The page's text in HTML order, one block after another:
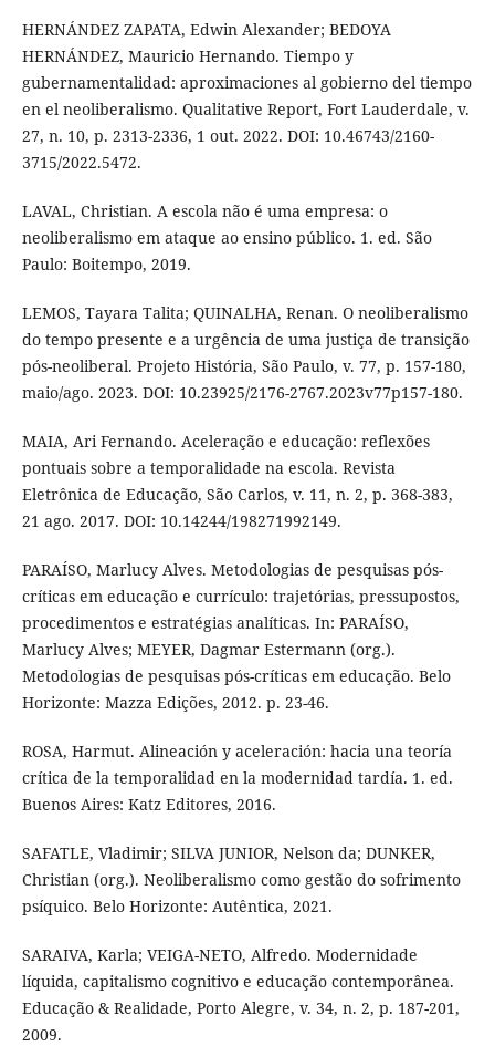
HERNÁNDEZ ZAPATA, Edwin Alexander; BEDOYA
HERNÁNDEZ, Mauricio Hernando. Tiempo y
gubernamentalidad: aproximaciones al gobierno del tiempo
en el neoliberalismo. Qualitative Report, Fort Lauderdale, v.
27, n. 10, p. 2313-2336, 1 out. 2022. DOI: 10.46743/2160-
3715/2022.5472.
LAVAL, Christian. A escola não é uma empresa: o
neoliberalismo em ataque ao ensino público. 1. ed. São
Paulo: Boitempo, 2019.
LEMOS, Tayara Talita; QUINALHA, Renan. O neoliberalismo
do tempo presente e a urgência de uma justiça de transição
pós-neoliberal. Projeto História, São Paulo, v. 77, p. 157-180,
maio/ago. 2023. DOI: 10.23925/2176-2767.2023v77p157-180.
MAIA, Ari Fernando. Aceleração e educação: reflexões
pontuais sobre a temporalidade na escola. Revista
Eletrônica de Educação, São Carlos, v. 11, n. 2, p. 368-383,
21 ago. 2017. DOI: 10.14244/198271992149.
PARAÍSO, Marlucy Alves. Metodologias de pesquisas pós-
críticas em educação e currículo: trajetórias, pressupostos,
procedimentos e estratégias analíticas. In: PARAÍSO,
Marlucy Alves; MEYER, Dagmar Estermann (org.).
Metodologias de pesquisas pós-críticas em educação. Belo
Horizonte: Mazza Edições, 2012. p. 23-46.
ROSA, Harmut. Alineación y aceleración: hacia una teoría
crítica de la temporalidad en la modernidad tardía. 1. ed.
Buenos Aires: Katz Editores, 2016.
SAFATLE, Vladimir; SILVA JUNIOR, Nelson da; DUNKER,
Christian (org.). Neoliberalismo como gestão do sofrimento
psíquico. Belo Horizonte: Autêntica, 2021.
SARAIVA, Karla; VEIGA-NETO, Alfredo. Modernidade
líquida, capitalismo cognitivo e educação contemporânea.
Educação & Realidade, Porto Alegre, v. 34, n. 2, p. 187-201,
2009.